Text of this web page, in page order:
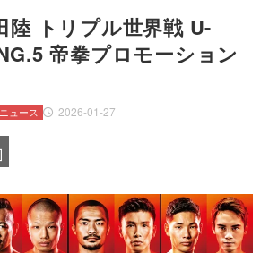
陸 トリプル世界戦 U-
帝拳プロモーション
2026-01-27
ュース